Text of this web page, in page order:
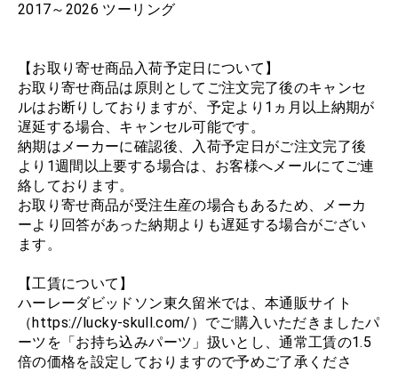
2017～2026 ツーリング
【お取り寄せ商品入荷予定日について】
お取り寄せ商品は原則としてご注文完了後のキャンセ
ルはお断りしておりますが、予定より1ヵ月以上納期が
遅延する場合、キャンセル可能です。
納期はメーカーに確認後、入荷予定日がご注文完了後
より1週間以上要する場合は、お客様へメールにてご連
絡しております。
お取り寄せ商品が受注生産の場合もあるため、メーカ
ーより回答があった納期よりも遅延する場合がござい
ます。
【工賃について】
ハーレーダビッドソン東久留米では、本通販サイト
（https://lucky-skull.com/）でご購入いただきましたパ
ーツを「お持ち込みパーツ」扱いとし、通常工賃の1.5
倍の価格を設定しておりますので予めご了承くださ